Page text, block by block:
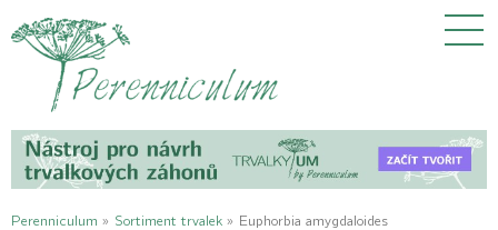
Perenniculum » Sortiment trvalek » Euphorbia amygdaloides